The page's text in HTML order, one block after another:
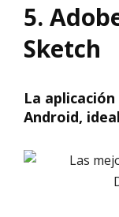
5.
Sketch
La
Android,